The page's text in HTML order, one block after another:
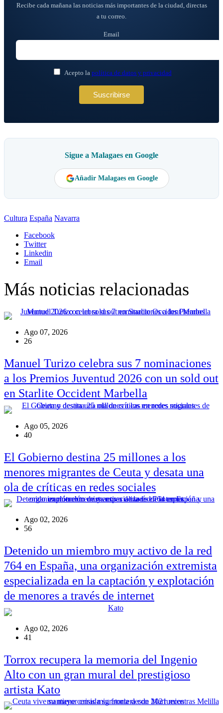
Recibe cada mañana las noticias más importantes de la ciudad, directas
a tu correo.
Email
Acepto la política de datos y privacidad
Sigue a Malagaes en Google
Añadir Malagaes en Google
Cultura España Navarra
Facebook
Twitter
Linkedin
Email
Más noticias relacionadas
Ago 07, 2026
26
Manuel Turizo celebra sus 7 nominaciones
a los Premios Juventud 2026 con un sold out
en Starlite Occident Marbella
Ago 05, 2026
40
El Gobierno destina 25 millones a los
menores migrantes de Ceuta y desata una
ola de críticas en redes sociales
Ago 02, 2026
56
Detenido un miembro muy activo de la red
764 en España, una organización extremista
especializada en la captación y explotación
de menores a través de internet
Ago 02, 2026
41
Torrox recupera la memoria del Ingenio
Alto con un gran mural del prestigioso
artista Kato